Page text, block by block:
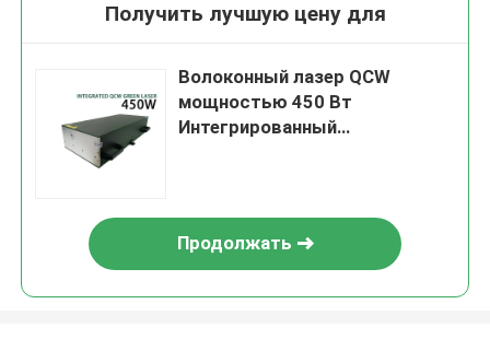
Получить лучшую цену для
Волоконный лазер QCW
мощностью 450 Вт
Интегрированный
Продолжать